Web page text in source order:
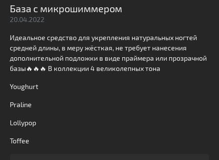
База с микрошиммером
20.04.2022
Идеальное средство для укрепления натуральных ногтей
средней длины, в меру жёсткая, не требует нанесения
дополнительной подложки в виде праймера или прозрачной
базы🔥🔥🔥 В коллекции 4 великолепных тона
Youghurt
Praline
Lollypop
Toffee